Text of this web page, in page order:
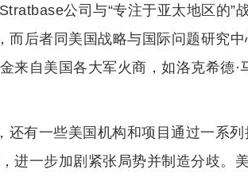
公司与“专注于亚太地区的”
而后者同美国战略与国际问题研究
来自美国各大军火商，如洛克希德
还有一些美国机构和项目通过一系
进一步加剧紧张局势并制造分歧。